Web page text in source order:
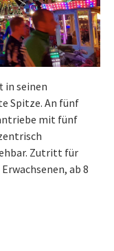
in seinen
Spitze. An fünf
mit fünf
Zutritt für
ab 8